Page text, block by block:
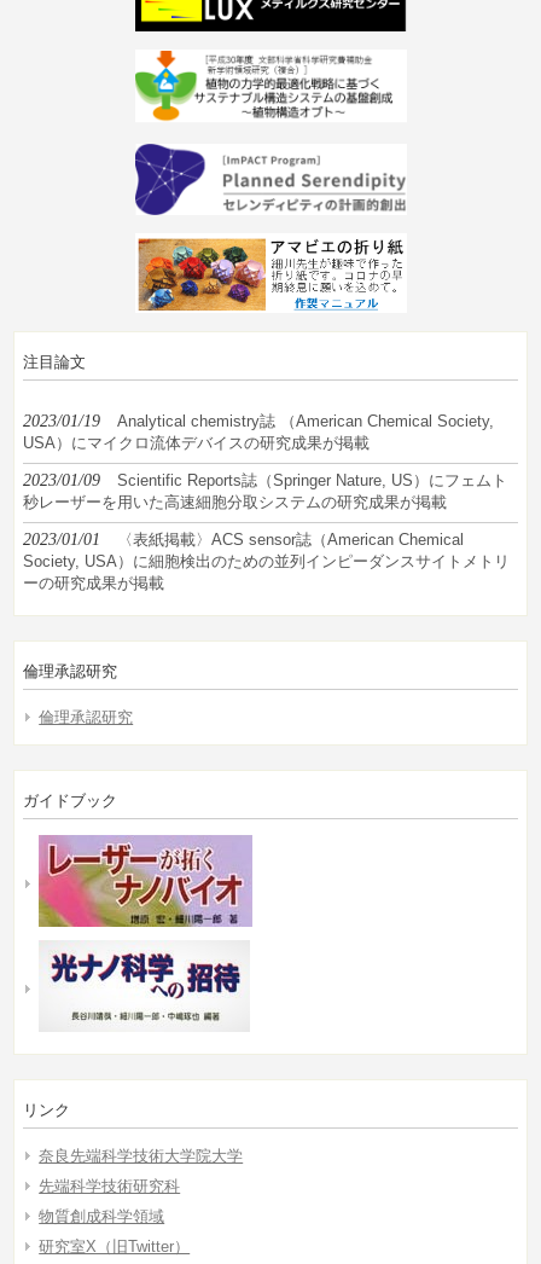
注目論文
2023/01/19
Analytical chemistry誌 （American Chemical Society,
USA）にマイクロ流体デバイスの研究成果が掲載
2023/01/09
Scientific Reports誌（Springer Nature, US）にフェムト
秒レーザーを用いた高速細胞分取システムの研究成果が掲載
2023/01/01
〈表紙掲載〉ACS sensor誌（American Chemical
Society, USA）に細胞検出のための並列インピーダンスサイトメトリ
ーの研究成果が掲載
倫理承認研究
倫理承認研究
ガイドブック
リンク
奈良先端科学技術大学院大学
先端科学技術研究科
物質創成科学領域
研究室X（旧Twitter）